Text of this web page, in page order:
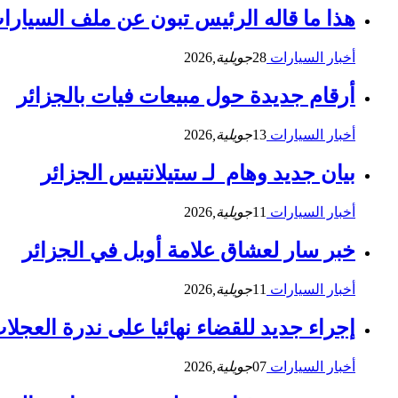
هذا ما قاله الرئيس تبون عن ملف
أخبار السيارات 28جويلية, 2026
أرقام جديدة حول مبيعات فيات بالجزائر
أخبار السيارات 13جويلية, 2026
بيان جديد وهام لـ ستيلانتيس الجزائر
أخبار السيارات 11جويلية, 2026
خبر سار لعشاق علامة أوبل في الجزائر
أخبار السيارات 11جويلية, 2026
إجراء جديد للقضاء نهائيا على ندرة
أخبار السيارات 07جويلية, 2026